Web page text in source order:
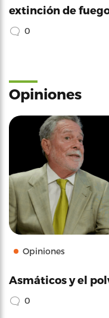
extinción de
0
Opiniones
Opiniones
Asmáticos y el
0